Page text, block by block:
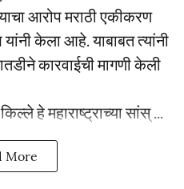
आरोप मराठी एकीकरण
केला आहे. याबाबत त्यांनी
कारवाईची मागणी केली
हे महाराष्ट्राच्या सांस् ...
More